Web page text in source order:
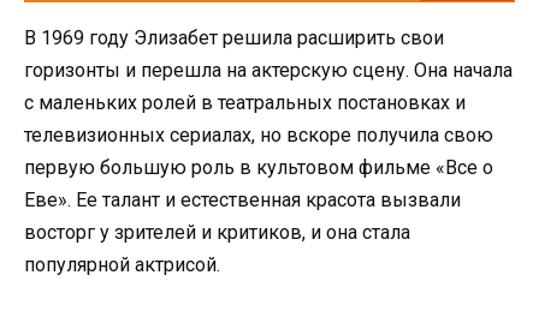
В 1969 году Элизабет решила расширить свои
горизонты и перешла на актерскую сцену. Она начала
с маленьких ролей в театральных постановках и
телевизионных сериалах, но вскоре получила свою
первую большую роль в культовом фильме «Все о
Еве». Ее талант и естественная красота вызвали
восторг у зрителей и критиков, и она стала
популярной актрисой.